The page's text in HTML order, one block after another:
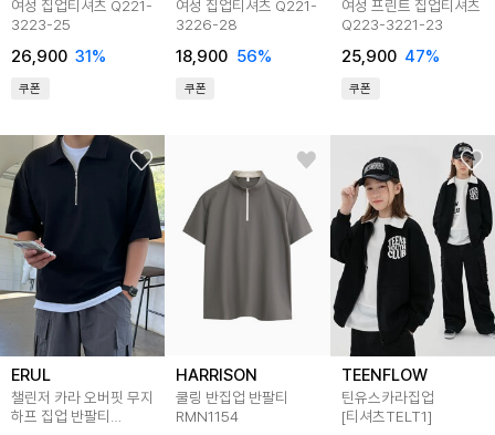
여성 집업티셔츠 Q221-
3223-25
26,900 31%
쿠폰
여성 집업티셔츠 Q221-
3226-28
18,900 56%
쿠폰
여성 프린트 집업티셔츠
Q223-3221-23
25,900 47%
쿠폰
ERUL
챌린저 카라 오버핏 무지
하프 집업 반팔티
HARRISON
쿨링 반집업 반팔티
RMN1154
TEENFLOW
틴유스카라집업
[티셔츠TELT1]